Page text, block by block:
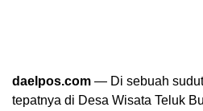
daelpos.com — Di sebuah
tepatnya di Desa Wisata Teluk